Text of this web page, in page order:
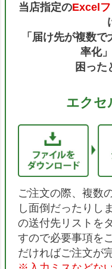
当店指定のExcel
「届け先が複数
率化
困った
エクセ
ご注文の際、複数
し面倒だったりし
の送付先リストを
すので必要事項を
だければご注文が